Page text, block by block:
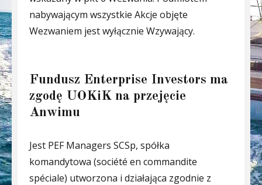
nabywającym wszystkie Akcje objęte
Wezwaniem jest wyłącznie Wzywający.
Fundusz Enterprise Investors ma
zgodę UOKiK na przejęcie
Anwimu
Jest PEF Managers SCSp, spółka
komandytowa (société en commandite
spéciale) utworzona i działająca zgodnie z